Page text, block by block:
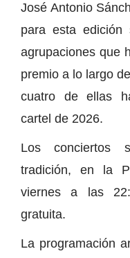
José Antonio
para esta
agrupaciones que
premio a lo largo
cuatro de ellas
cartel de 2026.
Los conciertos
tradición, en la
viernes a las
gratuita.
La programación